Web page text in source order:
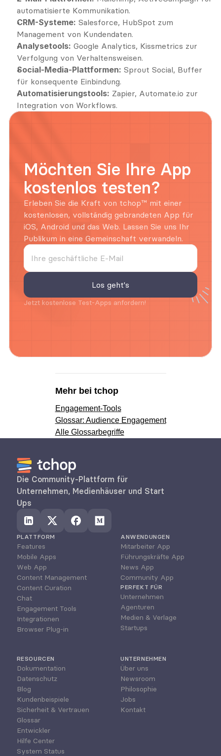
automatisierte Kommunikation.
CRM-Systeme: Salesforce, HubSpot zum
Management von Kundendaten.
Analysetools: Google Analytics, Kissmetrics zur
Verfolgung von Verhaltensweisen.
Social-Media-Plattformen: Sprout Social, Buffer
für konsequente Einbindung.
Automatisierungstools: Zapier, Automate.io zur
Integration von Workflows.
Möchten Sie Ihre App
kostenlos testen?
Erleben Sie die Kraft von tchop™ mit einer
kostenlosen, vollständig gebrandeten App für
iOS, Android und das Web. Lassen Sie uns Ihr
Publikum in eine Gemeinschaft verwandeln.
Jetzt kostenlose Test-Apps anfordern!
Mehr bei tchop
Engagement-Tools
Glossar: Audience Engagement
Alle Glossarbegriffe
Die Community-Plattform für
Unternehmen, Medienhäuser und Start
Ups
PLATTFORM
Features
Mobile Apps
Web App
Content Management
Content Curation
Chat
Engagement Tools
Integrationen
Browser Plug-in
ANWENDUNGEN
Mitarbeiter App
Führungskräfte App
News App
Community App
PERFEKT FÜR
Unternehmen
Agenturen
Medien & Verlage
Startups
RESOURCEN
Dokumentation
Datenschutz
Blog
Kundenbeispiele
Sicherheit & Vertrauen
Glossar
Entwickler
Hilfe Center
System Status
UNTERNEHMEN
Über uns
Newsroom
Philosophie
Jobs
Kontakt